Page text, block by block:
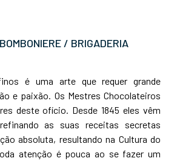
/ BRIGADERIA
é uma arte que requer grande
e paixão. Os Mestres Chocolateiros
deste ofício. Desde 1845 eles vêm
as suas receitas secretas
absoluta, resultando na Cultura do
atenção é pouca ao se fazer um